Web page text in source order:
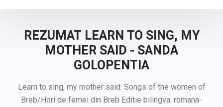
REZUMAT LEARN TO SING, MY
MOTHER SAID - SANDA
GOLOPENTIA
Learn to sing, my mother said. Songs of the women of
Breb/Hori de femei din Breb Editie bilingva: romana-